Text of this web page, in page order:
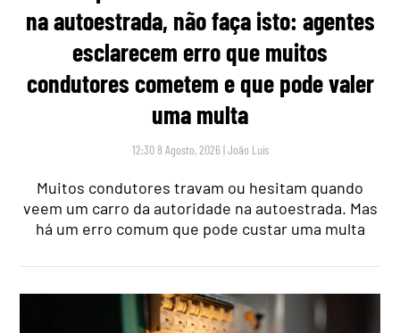
na autoestrada, não faça isto: agentes
esclarecem erro que muitos
condutores cometem e que pode valer
uma multa
12:30 8 Agosto, 2026 |João Luís
Muitos condutores travam ou hesitam quando
veem um carro da autoridade na autoestrada. Mas
há um erro comum que pode custar uma multa